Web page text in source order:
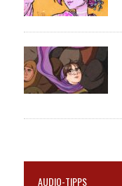
AUDIO-TIPPS